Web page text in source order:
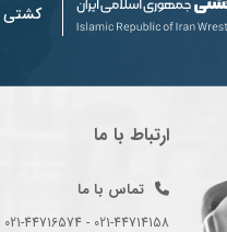
کشتی
ارتباط با ما
تماس با ما
021-44714158 - 021-44716574 - 021-44714489